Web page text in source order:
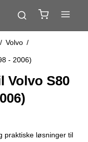
/ Volvo /
- 2006)
Volvo S80
praktiske løsninger til